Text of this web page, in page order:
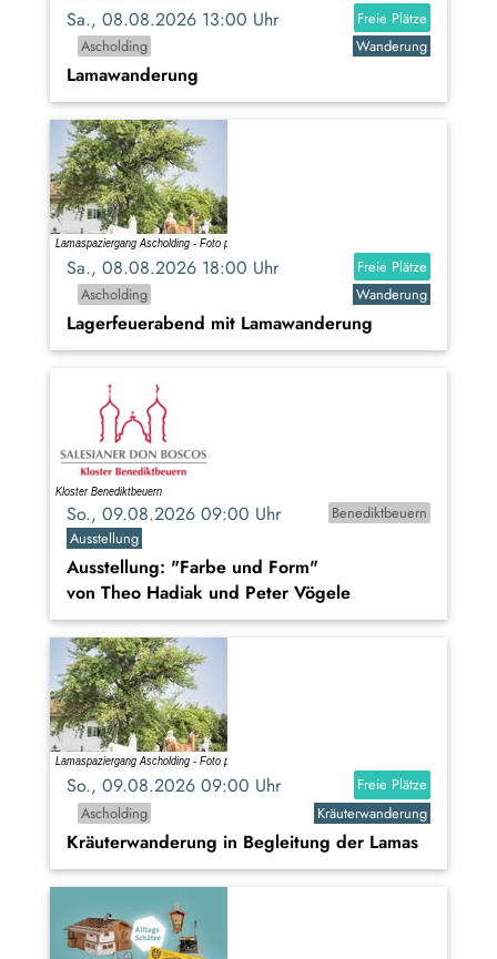
Sa., 08.08.2026 13:00 Uhr
Freie Plätze
Ascholding
Wanderung
Lamawanderung
Sa., 08.08.2026 18:00 Uhr
Freie Plätze
Ascholding
Wanderung
Lagerfeuerabend mit Lamawanderung
So., 09.08.2026 09:00 Uhr
Benediktbeuern
Ausstellung
Ausstellung: "Farbe und Form"
von Theo Hadiak und Peter Vögele
So., 09.08.2026 09:00 Uhr
Freie Plätze
Ascholding
Kräuterwanderung
Kräuterwanderung in Begleitung der Lamas